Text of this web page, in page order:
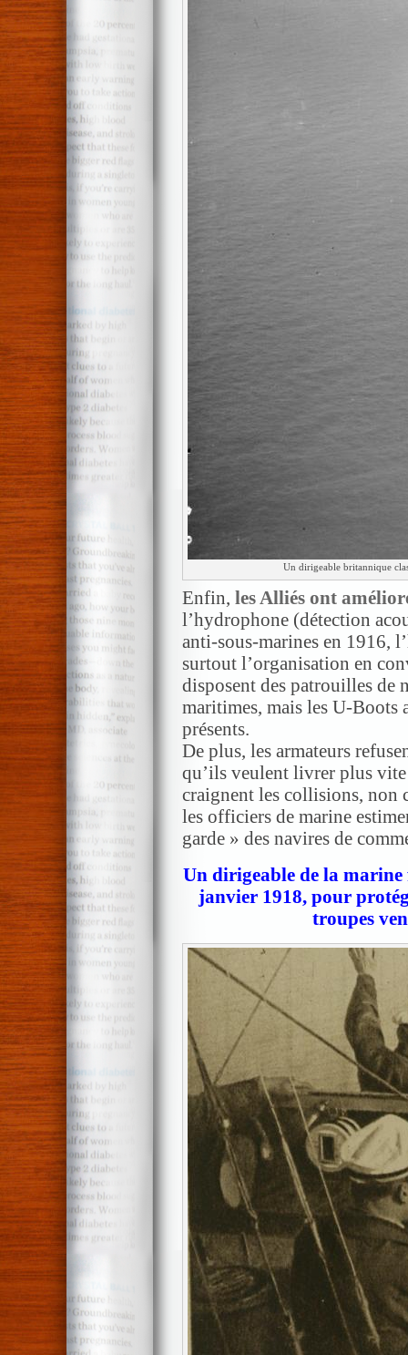
Un dirigeable britannique
Enfin, les Alliés ont
l’hydrophone (détection
anti-sous-marines en 1916,
surtout l’organisation en
disposent des patrouilles de
maritimes, mais les U-Boots
présents.
De plus, les armateurs
qu’ils veulent livrer plus
craignent les collisions, non
les officiers de marine
garde » des navires de
Un dirigeable de la marine
janvier 1918, pour
troupes